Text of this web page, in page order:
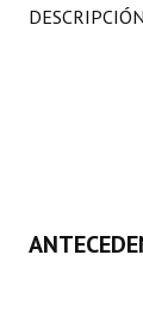
Reglamento